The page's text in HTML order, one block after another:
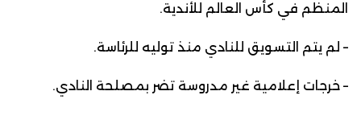
المنظم في كأس العالم للأندية.
– لم يتم التسويق للنادي منذ توليه للرئاسة.
– خرجات إعلامية غير مدروسة تضر بمصلحة النادي.